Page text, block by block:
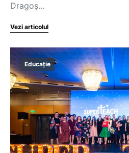
Dragoş…
Vezi articolul
Educație